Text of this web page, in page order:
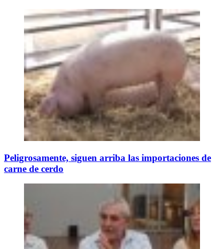
Peligrosamente, siguen arriba las importaciones de
carne de cerdo